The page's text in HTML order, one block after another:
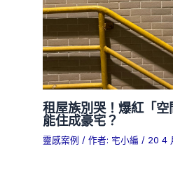
租屋族別哭！爆紅「
能住成豪宅？
靈感案例 / 作者: 宅小編 / 20 4